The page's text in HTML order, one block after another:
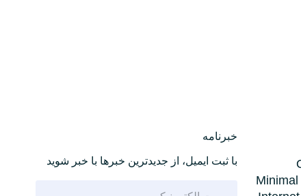
خبرنامه
با ثبت ایمیل، از جدید‌ترین خبرها با‌ خبر شوید